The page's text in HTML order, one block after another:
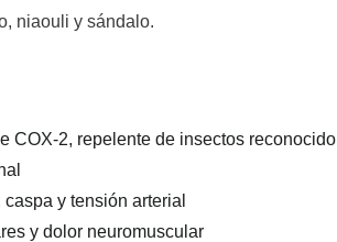
niaouli y sándalo.
2, repelente de insectos
y tensión arterial
y dolor neuromuscular